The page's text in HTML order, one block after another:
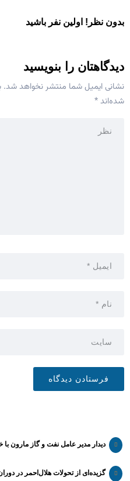
بدون نظر! اولین نفر باشید
دیدگاهتان را بنویسید
نشانی ایمیل شما منتشر نخواهد شد.
شده‌اند*
دیدار مدیر عامل نفت و گاز مارون با
گزیده‌ای از تحولات هلال‌احمر در